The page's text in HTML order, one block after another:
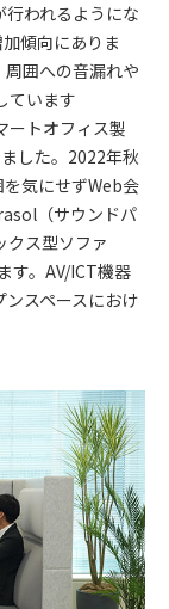
われるようにな
傾向にありま
囲への音漏れや
ています
ートオフィス製
した。2022年秋
を気にせずWeb会
（サウンドパ
クス型ソファ
す。AV/ICT機器
スペースにおけ